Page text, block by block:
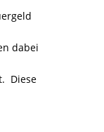
dabei
Diese